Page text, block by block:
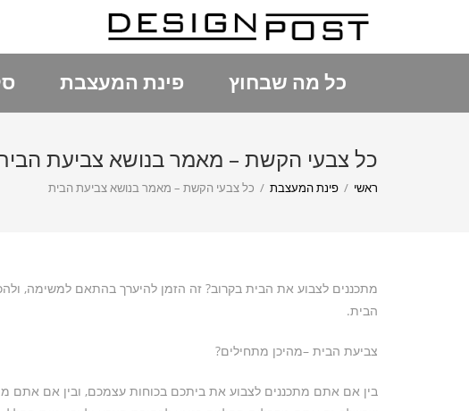
כל מה שבחוץ פינת המעצבת
כל צבעי הקשת – מאמר בנושא צביעת
ראשי / פינת המעצבת / כל צבעי הקשת – מאמר בנושא צביעת הבית
מתכננים לצבוע את הבית בקרוב? זה הזמן להיערך בהתאם למשימה,
הבית.
צביעת הבית –מהיכן מתחילים?
בין אם אתם מתכננים לצבוע את ביתכם בכוחות עצמכם, ובין אם אתם